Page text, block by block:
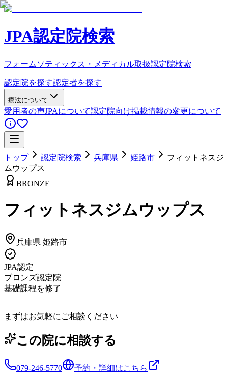
JPA認定院検索
フォームソティックス・メディカル取扱認定院検索
認定院を探す認定者を探す
療法について
愛用者の声JPAについて認定院向け掲載情報の変更について
トップ 認定院検索 兵庫県 姫路市
フィットネスジ
ムウップス
BRONZE
フィットネスジムウップス
兵庫県 姫路市
JPA認定
ブロンズ認定院
基礎課程を修了
まずはお気軽にご相談ください
この院に相談する
079-246-5770 予約・詳細はこちら